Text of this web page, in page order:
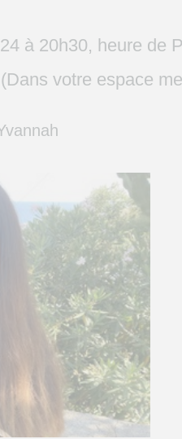
à 20h30, heure de
votre espace